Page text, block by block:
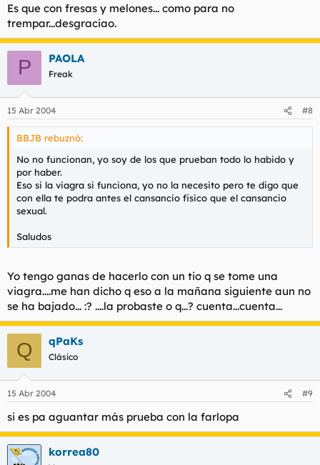
Es que con fresas y melones... como para no
trempar...desgraciao.
P PAOLA
Freak
15 Abr 2004 #8
BBJB rebuznó:
No no funcionan, yo soy de los que prueban todo lo habido y
por haber.
Eso si la viagra si funciona, yo no la necesito pero te digo que
con ella te podra antes el cansancio fisico que el cansancio
sexual.
Saludos
Yo tengo ganas de hacerlo con un tio q se tome una
viagra....me han dicho q eso a la mañana siguiente aun no
se ha bajado... :? ....la probaste o q...? cuenta...cuenta...
Q qPaKs
Clásico
15 Abr 2004 #9
si es pa aguantar más prueba con la farlopa
korrea80